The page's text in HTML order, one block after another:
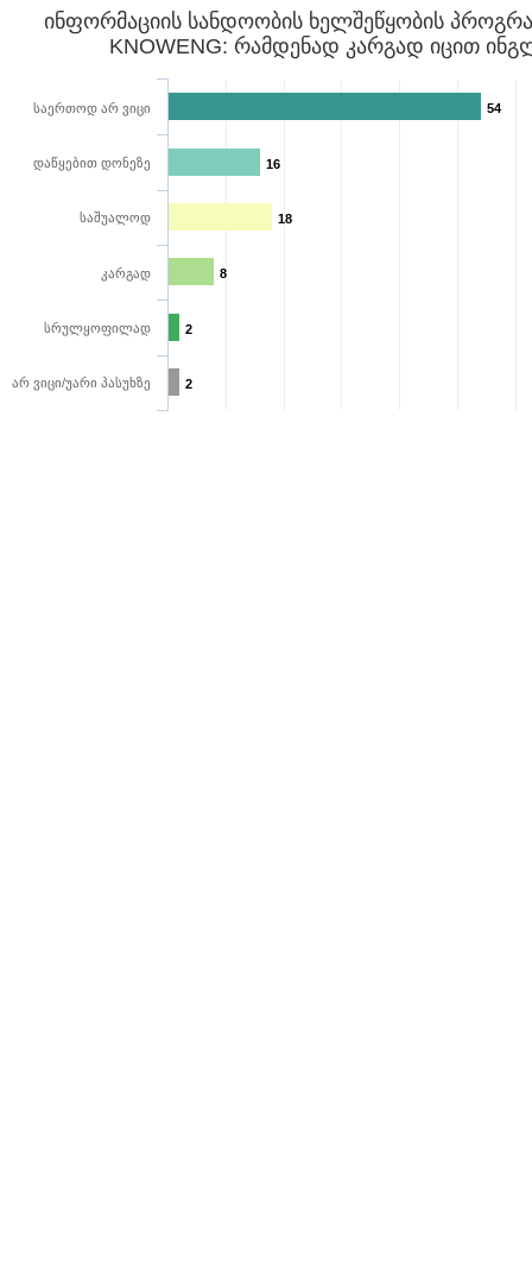
ინფორმაციის სანდოობის ხელშეწყობის
KNOWENG: რამდენად კარგად იცით
54
16
18
8
2
2
საერთოდ არ ვიცი
დაწყებით დონეზე
საშუალოდ
კარგად
სრულყოფილად
არ ვიცი/უარი პასუხზე